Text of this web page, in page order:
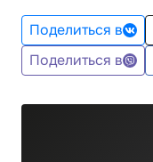
Поделиться в
Поделиться в